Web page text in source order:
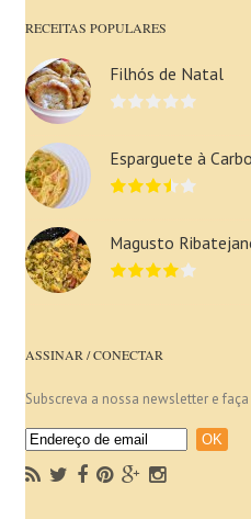
RECEITAS POPULARES
Filhós de Natal
Esparguete à
Magusto
ASSINAR / CONECTAR
Subscreva a nossa newsletter e